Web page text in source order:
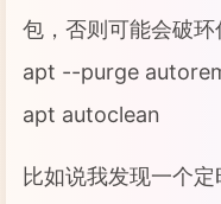
包，否则可能会破环
apt --purge
apt autoclean
比如说我发现一个